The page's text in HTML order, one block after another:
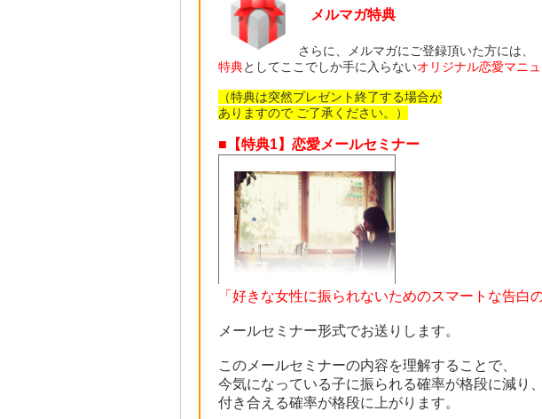
メルマガ特典
さらに、メルマガにご登録頂いた方には、
特典としてここでしか手に入らないオリジナル恋愛マニ
（特典は突然プレゼント終了する場合が
ありますので ご了承ください。）
■【特典1】恋愛メールセミナー
「好きな女性に振られないためのスマートな告白
メールセミナー形式でお送りします。
このメールセミナーの内容を理解することで、
今気になっている子に振られる確率が格段に減り
付き合える確率が格段に上がります。